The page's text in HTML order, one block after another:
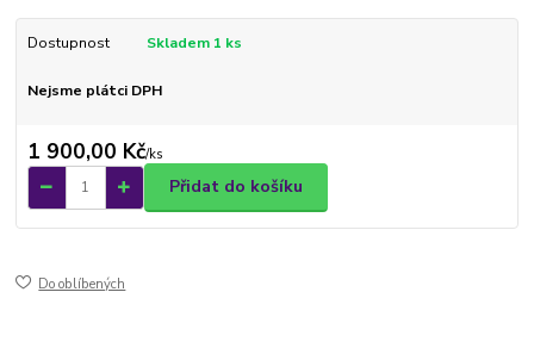
Dostupnost Skladem 1 ks
Nejsme plátci DPH
1 900,00 Kč/ks
Přidat do košíku
Do oblíbených